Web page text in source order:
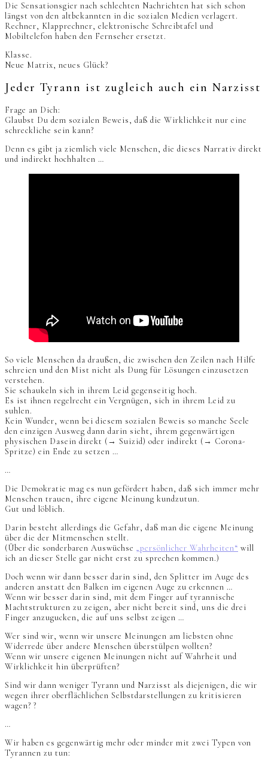
Die Sensationsgier nach schlechten Nachrichten hat sich schon
längst von den altbekannten in die sozialen Medien verlagert.
Rechner, Klapprechner, elektronische Schreibtafel und
Mobiltelefon haben den Fernseher ersetzt.
Klasse.
Neue Matrix, neues Glück?
Jeder Tyrann ist zugleich auch ein Narzisst
Frage an Dich:
Glaubst Du dem sozialen Beweis, daß die Wirklichkeit nur eine
schreckliche sein kann?
Denn es gibt ja ziemlich viele Menschen, die dieses Narrativ direkt
und indirekt hochhalten …
So viele Menschen da draußen, die zwischen den Zeilen nach Hilfe
schreien und den Mist nicht als Dung für Lösungen einzusetzen
verstehen.
Sie schaukeln sich in ihrem Leid gegenseitig hoch.
Es ist ihnen regelrecht ein Vergnügen, sich in ihrem Leid zu
suhlen.
Kein Wunder, wenn bei diesem sozialen Beweis so manche Seele
den einzigen Ausweg dann darin sieht, ihrem gegenwärtigen
physischen Dasein direkt (→ Suizid) oder indirekt (→ Corona-
Spritze) ein Ende zu setzen …
…
Die Demokratie mag es nun gefördert haben, daß sich immer mehr
Menschen trauen, ihre eigene Meinung kundzutun.
Gut und löblich.
Darin besteht allerdings die Gefahr, daß man die eigene Meinung
über die der Mitmenschen stellt.
(Über die sonderbaren Auswüchse „persönlicher Wahrheiten“ will
ich an dieser Stelle gar nicht erst zu sprechen kommen.)
Doch wenn wir dann besser darin sind, den Splitter im Auge des
anderen anstatt den Balken im eigenen Auge zu erkennen …
Wenn wir besser darin sind, mit dem Finger auf tyrannische
Machtstrukturen zu zeigen, aber nicht bereit sind, uns die drei
Finger anzugucken, die auf uns selbst zeigen …
Wer sind wir, wenn wir unsere Meinungen am liebsten ohne
Widerrede über andere Menschen überstülpen wollten?
Wenn wir unsere eigenen Meinungen nicht auf Wahrheit und
Wirklichkeit hin überprüften?
Sind wir dann weniger Tyrann und Narzisst als diejenigen, die wir
wegen ihrer oberflächlichen Selbstdarstellungen zu kritisieren
wagen? ?
…
Wir haben es gegenwärtig mehr oder minder mit zwei Typen von
Tyrannen zu tun: